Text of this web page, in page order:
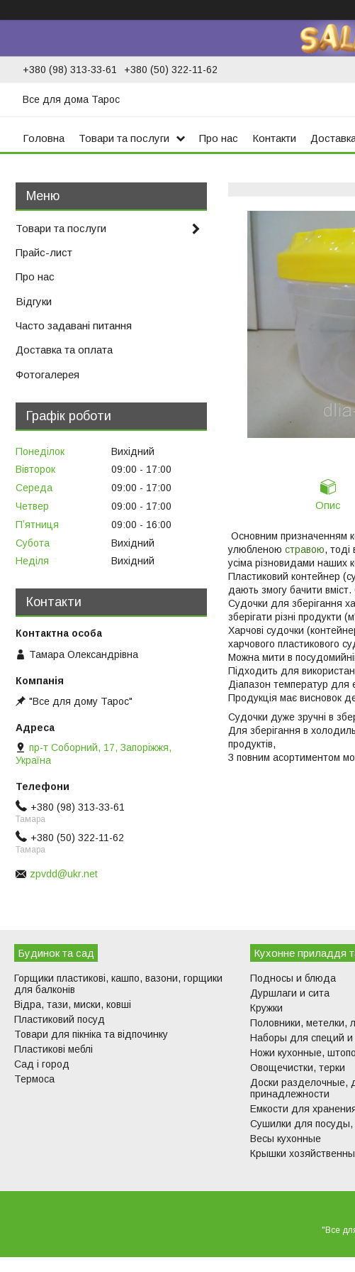
+380 (98) 313-33-61 +380 (50) 322-11-62
Все для дома Тарос
Головна Товари та послуги Про нас Контакти
Опис
Основним призначенням
улюбленою стравою, тоді
усіма різновидами наших
Пластиковий контейнер
дають змогу бачити
Судочки для зберігання
зберігати різні продукти
Харчові судочки
харчового пластикового
Можна мити в
Підходить для
Діапазон температур для
Продукція має висновок
Судочки дуже зручні в
Для зберігання в
продуктів,
З повним асортиментом
Товари та послуги
Прайс-лист
Про нас
Відгуки
Часто задавані питання
Доставка та оплата
Фотогалерея
Графік роботи
Понеділок
Вихідний
Вівторок
09:00
17:00
Середа
09:00
17:00
Четвер
09:00
17:00
Пʼятниця
09:00
16:00
Субота
Вихідний
Неділя
Вихідний
Контакти
Тамара Олександрівна
"Все для дому Тарос"
пр-т Соборний, 17, Запоріжжя,
Україна
+380 (98) 313-33-61
Тамара
+380 (50) 322-11-62
Тамара
zpvdd@ukr.net
Будинок та сад
Горщики пластикові, кашпо, вазони, горщики
для балконів
Відра, тази, миски, ковші
Пластиковий посуд
Товари для пікніка та відпочинку
Пластикові меблі
Сад і город
Термоса
Кухонне приладдя
Подносы и блюда
Дуршлаги и сита
Кружки
Половники, метелки,
Наборы для специй и
Ножи кухонные,
Овощечистки, терки
Доски разделочные,
принадлежности
Емкости для
Сушилки для посуды,
Весы кухонные
Крышки